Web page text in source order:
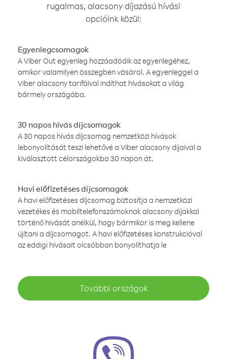
rugalmas, alacsony díjazású hívási
opcióink közül:
Egyenlegcsomagok
A Viber Out egyenleg hozzáadódik az egyenlegéhez,
amikor valamilyen összegben vásárol. A egyenleggel a
Viber alacsony tarifáival indíthat hívásokat a világ
bármely országába.
30 napos hívás díjcsomagok
A 30 napos hívás díjcsomag nemzetközi hívások
lebonyolítását teszi lehetővé a Viber alacsony díjaival a
kiválasztott célországokba 30 napon át.
Havi előfizetéses díjcsomagok
A havi előfizetéses díjcsomag biztosítja a nemzetközi
vezetékes és mobiltelefonszámoknak alacsony díjakkal
történő hívását anélkül, hogy bármikor is meg kellene
újítani a díjcsomagot. A havi előfizetéses konstrukcióval
az eddigi hívásait olcsóbban bonyolíthatja le
További országok